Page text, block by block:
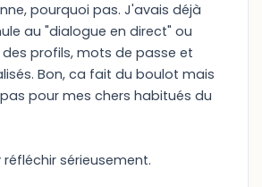
pourquoi pas. J'avais déjà
au "dialogue en direct" ou
profils, mots de passe et
Bon, ca fait du boulot mais
pour mes chers habitués du
sérieusement.